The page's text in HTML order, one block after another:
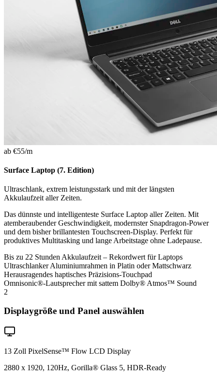
ab €55/m
Surface Laptop (7. Edition)
Ultraschlank, extrem leistungsstark und mit der längsten
Akkulaufzeit aller Zeiten.
Das dünnste und intelligenteste Surface Laptop aller Zeiten. Mit
atemberaubender Geschwindigkeit, modernster Snapdragon-Power
und dem bisher brillantesten Touchscreen-Display. Perfekt für
produktives Multitasking und lange Arbeitstage ohne Ladepause.
Bis zu 22 Stunden Akkulaufzeit – Rekordwert für Laptops
Ultraschlanker Aluminiumrahmen in Platin oder Mattschwarz
Herausragendes haptisches Präzisions-Touchpad
Omnisonic®-Lautsprecher mit sattem Dolby® Atmos™ Sound
2
Displaygröße und Panel auswählen
13 Zoll PixelSense™ Flow LCD Display
2880 x 1920, 120Hz, Gorilla® Glass 5, HDR-Ready